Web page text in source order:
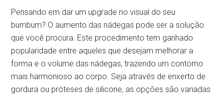
Pensando em dar um upgrade no visual do seu
bumbum? O aumento das nádegas pode ser a solução
que você procura. Este procedimento tem ganhado
popularidade entre aqueles que desejam melhorar a
forma e o volume das nádegas, trazendo um contorno
mais harmonioso ao corpo. Seja através de enxerto de
gordura ou próteses de silicone, as opções são variadas